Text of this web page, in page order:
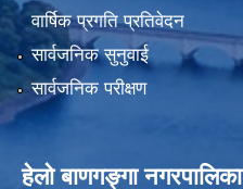
वार्षिक प्रगति प्रतिवेदन
सार्वजनिक सुनुवाई
सार्वजनिक परीक्षण
हेलाे बाणगङ्गा नगरपालिका